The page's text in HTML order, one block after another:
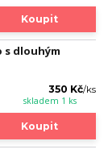
Koupit
dlouhým
350 Kč/ks
skladem 1 ks
Koupit